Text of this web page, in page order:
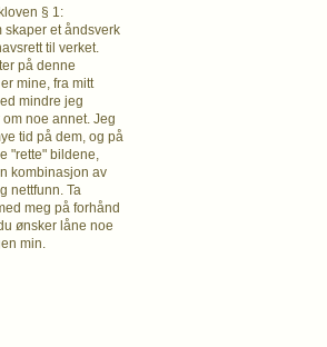
§ 1:
skaper et åndsverk
til verket.
på denne
mine, fra mitt
mindre jeg
noe annet. Jeg
tid på dem, og på
"rette" bildene,
kombinasjon av
nettfunn. Ta
meg på forhånd
ønsker låne noe
min.